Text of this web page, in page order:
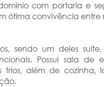
com portaria e
ótima convivência entre
sendo um deles
Possui sala
além de cozinha,